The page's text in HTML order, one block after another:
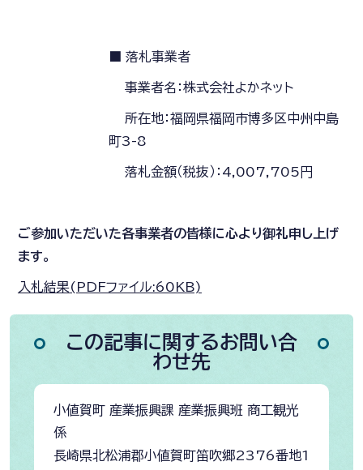
■ 落札事業者
事業者名：株式会社よかネット
所在地：福岡県福岡市博多区中州中島
町3-8
落札金額（税抜）：4,007,705円
ご参加いただいた各事業者の皆様に心より御礼申し上げ
ます。
入札結果(PDFファイル:60KB)
この記事に関するお問い合
わせ先
小値賀町 産業振興課 産業振興班 商工観光
係
長崎県北松浦郡小値賀町笛吹郷2376番地1